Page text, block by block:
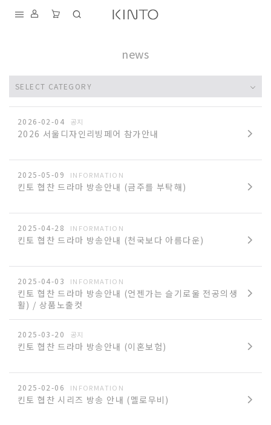
news
SELECT CATEGORY
2026-02-04 공지
2026 서울디자인리빙페어 참가안내
2025-05-09 INFORMATION
킨토 협찬 드라마 방송안내 (금주를 부탁해)
2025-04-28 INFORMATION
킨토 협찬 드라마 방송안내 (천국보다 아름다운)
2025-04-03 INFORMATION
킨토 협찬 드라마 방송안내 (언젠가는 슬기로울 전공의생
활) / 상품노출컷
2025-03-20 공지
킨토 협찬 드라마 방송안내 (이혼보험)
2025-02-06 INFORMATION
킨토 협찬 시리즈 방송 안내 (멜로무비)